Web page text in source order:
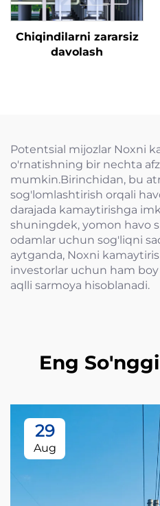
Chiqindilarni zararsiz
davolash
Potentsial mijozlar Noxni
o'rnatishning bir nechta
mumkin.Birinchidan, bu
sog'lomlashtirish orqali
darajada kamaytirishga
shuningdek, yomon havo
odamlar uchun sog'liqni
aytganda, Noxni
investorlar uchun ham
aqlli sarmoya hisoblanadi.
Eng
29
Aug